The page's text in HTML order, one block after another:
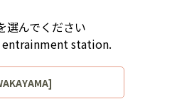
選んでください
entrainment station.